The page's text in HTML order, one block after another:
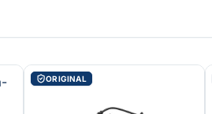
ORIGINAL